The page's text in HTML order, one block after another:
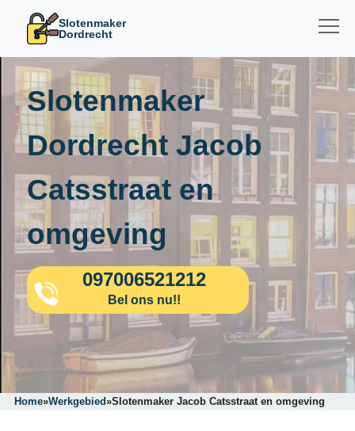
Slotenmaker
Dordrecht
Slotenmaker
Dordrecht Jacob
Catsstraat en
omgeving
097006521212
Bel ons nu!!
Home»Werkgebied»Slotenmaker Jacob Catsstraat en omgeving